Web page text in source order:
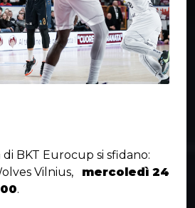
di BKT Eurocup si sfidano:
Vilnius, mercoledì 24
.